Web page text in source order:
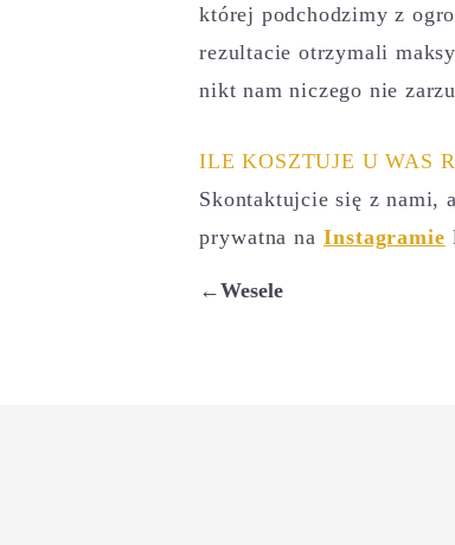
której podchodzimy z
rezultacie otrzymali
nikt nam niczego nie
ILE KOSZTUJE U WAS
Skontaktujcie się z nami,
prywatna na Instagramie
←Wesele